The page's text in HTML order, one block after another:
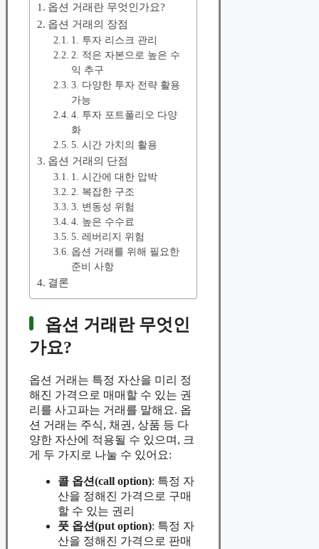
옵션 거래란 무엇인가요?
옵션 거래의 장점
1. 투자 리스크 관리
2. 적은 자본으로 높은 수
익 추구
3. 다양한 투자 전략 활용
가능
4. 투자 포트폴리오 다양
화
5. 시간 가치의 활용
옵션 거래의 단점
1. 시간에 대한 압박
2. 복잡한 구조
3. 변동성 위험
4. 높은 수수료
5. 레버리지 위험
옵션 거래를 위해 필요한
준비 사항
결론
옵션 거래란 무엇인
가요?
옵션 거래는 특정 자산을 미리 정
해진 가격으로 매매할 수 있는 권
리를 사고파는 거래를 말해요. 옵
션 거래는 주식, 채권, 상품 등 다
양한 자산에 적용될 수 있으며, 크
게 두 가지로 나눌 수 있어요:
콜 옵션(call option): 특정 자
산을 정해진 가격으로 구매
할 수 있는 권리
풋 옵션(put option): 특정 자
산을 정해진 가격으로 판매